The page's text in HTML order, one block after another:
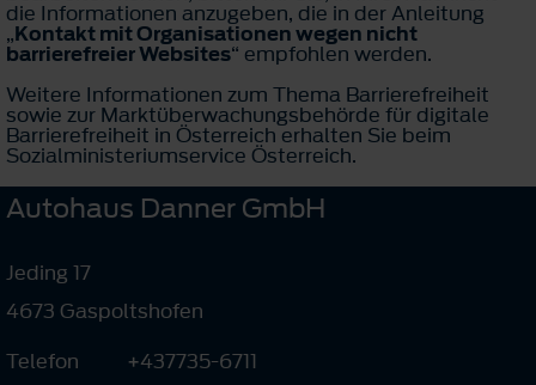
die Informationen anzugeben, die in der Anleitung
„Kontakt mit Organisationen wegen nicht
barrierefreier Websites“ empfohlen werden.
Weitere Informationen zum Thema Barrierefreiheit
sowie zur Marktüberwachungsbehörde für digitale
Barrierefreiheit in Österreich erhalten Sie beim
Sozialministeriumservice Österreich.
Autohaus Danner GmbH
Jeding 17
4673 Gaspoltshofen
Telefon
+437735-6711